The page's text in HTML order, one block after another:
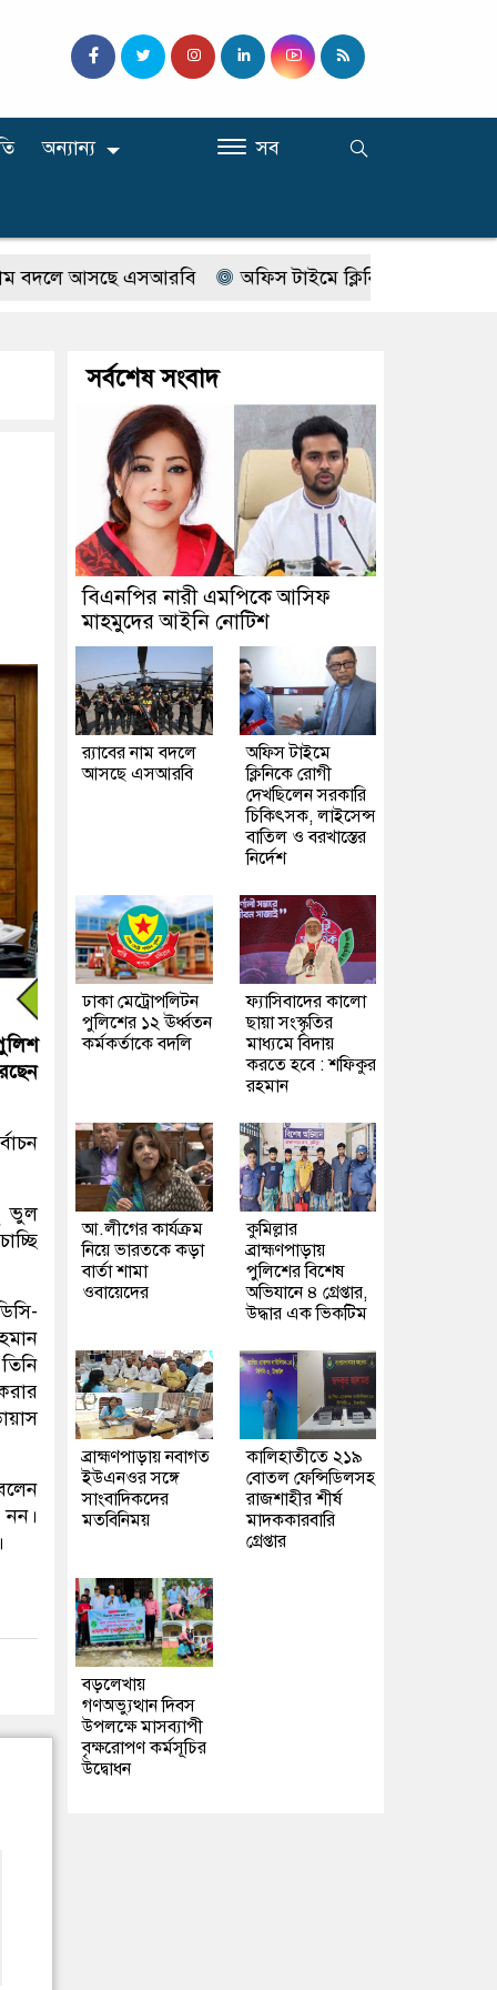
অন্যান্য সব
আসছে এসআরবি অফিস টাইমে ক্লিনিকে রোগী দেখছিলেন
ভুল
নন।
সর্বশেষ সংবাদ
বিএনপির নারী এমপিকে আসিফ
মাহমুদের আইনি নোটিশ
র‍্যাবের নাম বদলে
আসছে এসআরবি
অফিস টাইমে
ক্লিনিকে রোগী
দেখছিলেন সরকারি
চিকিৎসক, লাইসেন্স
বাতিল ও বরখাস্তের
নির্দেশ
ঢাকা মেট্রোপলিটন
পুলিশের ১২ ঊর্ধ্বতন
কর্মকর্তাকে বদলি
ফ্যাসিবাদের কালো
ছায়া সংস্কৃতির
মাধ্যমে বিদায়
করতে হবে : শফিকুর
রহমান
আ.লীগের কার্যক্রম
নিয়ে ভারতকে কড়া
বার্তা শামা
ওবায়েদের
কুমিল্লার
ব্রাহ্মণপাড়ায়
পুলিশের বিশেষ
অভিযানে ৪ গ্রেপ্তার,
উদ্ধার এক ভিকটিম
ব্রাহ্মণপাড়ায় নবাগত
ইউএনওর সঙ্গে
সাংবাদিকদের
মতবিনিময়
কালিহাতীতে ২১৯
বোতল ফেন্সিডিলসহ
রাজশাহীর শীর্ষ
মাদককারবারি
গ্রেপ্তার
বড়লেখায়
গণঅভ্যুত্থান দিবস
উপলক্ষে মাসব্যাপী
বৃক্ষরোপণ কর্মসূচির
উদ্বোধন